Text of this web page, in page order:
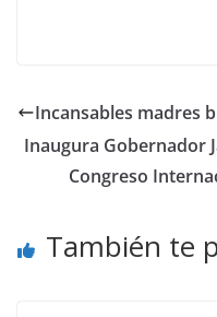
Incansables madres
Inaugura Gobernador
Congreso
También te